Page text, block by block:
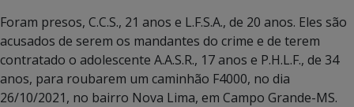
Foram presos, C.C.S., 21 anos e L.F.S.A., de 20 anos. Eles são
acusados de serem os mandantes do crime e de terem
contratado o adolescente A.A.S.R., 17 anos e P.H.L.F., de 34
anos, para roubarem um caminhão F4000, no dia
26/10/2021, no bairro Nova Lima, em Campo Grande-MS.